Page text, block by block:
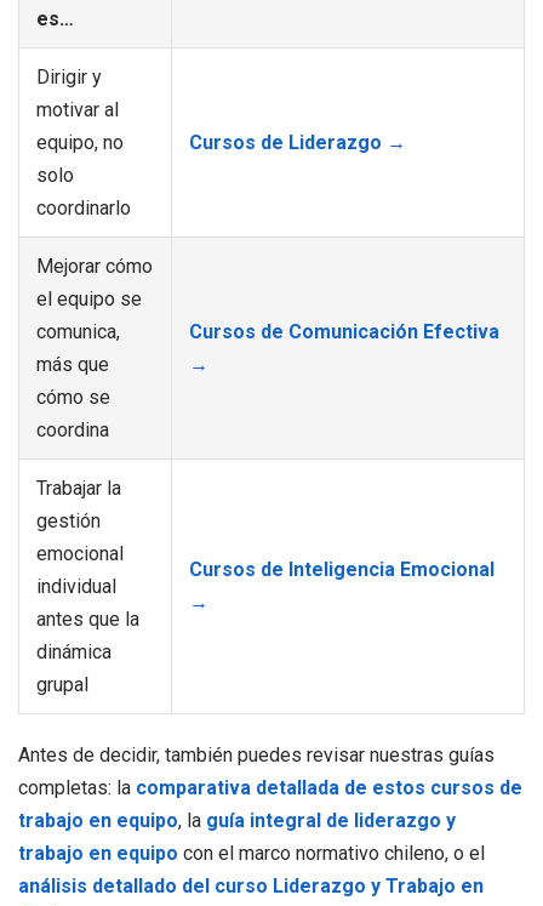
es…
Dirigir y
motivar al
equipo, no
solo
coordinarlo
Cursos de Liderazgo →
Mejorar cómo
el equipo se
comunica,
más que
cómo se
coordina
Cursos de Comunicación Efectiva
→
Trabajar la
gestión
emocional
individual
antes que la
dinámica
grupal
Cursos de Inteligencia Emocional
→
Antes de decidir, también puedes revisar nuestras guías
completas: la comparativa detallada de estos cursos de
trabajo en equipo, la guía integral de liderazgo y
trabajo en equipo con el marco normativo chileno, o el
análisis detallado del curso Liderazgo y Trabajo en